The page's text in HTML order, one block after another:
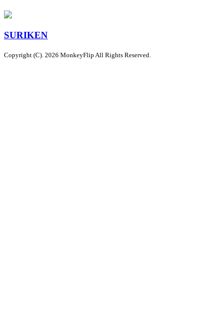
SURIKEN
Copyright (C). 2026 MonkeyFlip All Rights Reserved.